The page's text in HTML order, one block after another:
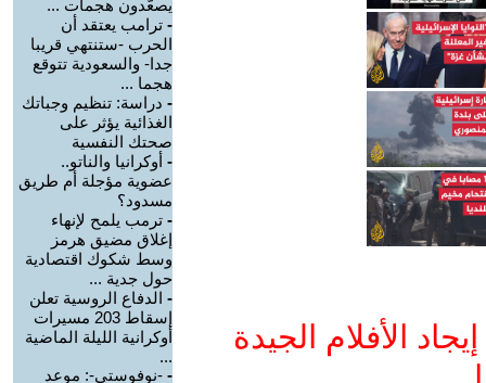
الأفلام الجيدة
يصعّدون هجمات ...
- ترامب يعتقد أن
الحرب -ستنتهي قريبا
جدا- والسعودية تتوقع
هجما ...
- دراسة: تنظيم وجباتك
الغذائية يؤثر على
صحتك النفسية
- أوكرانيا والناتو..
عضوية مؤجلة أم طريق
مسدود؟
- ترمب يلمح لإنهاء
إغلاق مضيق هرمز
وسط شكوك اقتصادية
حول جدية ...
- الدفاع الروسية تعلن
إسقاط 203 مسيرات
أوكرانية الليلة الماضية
...
- -نوفوستي-: موعد